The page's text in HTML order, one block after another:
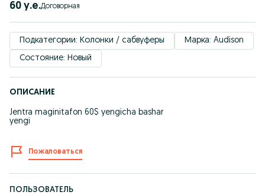
60 у.е. Договорная
Подкатегории: Колонки / сабвуферы
Марка: Audison
Состояние: Новый
ОПИСАНИЕ
Jentra maginitafon 60$ yengicha bashar
yengi
Пожаловаться
ПОЛЬЗОВАТЕЛЬ